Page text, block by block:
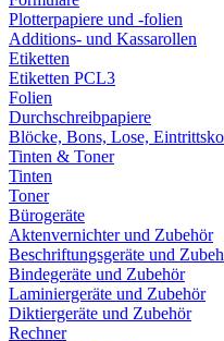
Plotterpapiere und -folien
Additions- und Kassarollen
Etiketten
Etiketten PCL3
Folien
Durchschreibpapiere
Blöcke, Bons, Lose,
Tinten & Toner
Tinten
Toner
Bürogeräte
Aktenvernichter und Zubehör
Beschriftungsgeräte und
Bindegeräte und Zubehör
Laminiergeräte und Zubehör
Diktiergeräte und Zubehör
Rechner